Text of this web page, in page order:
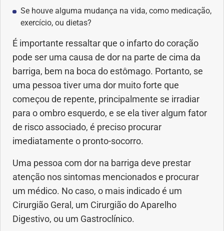
Se houve alguma mudança na vida, como medicação,
exercício, ou dietas?
É importante ressaltar que o infarto do coração
pode ser uma causa de dor na parte de cima da
barriga, bem na boca do estômago. Portanto, se
uma pessoa tiver uma dor muito forte que
começou de repente, principalmente se irradiar
para o ombro esquerdo, e se ela tiver algum fator
de risco associado, é preciso procurar
imediatamente o pronto-socorro.
Uma pessoa com dor na barriga deve prestar
atenção nos sintomas mencionados e procurar
um médico. No caso, o mais indicado é um
Cirurgião Geral, um Cirurgião do Aparelho
Digestivo, ou um Gastroclínico.